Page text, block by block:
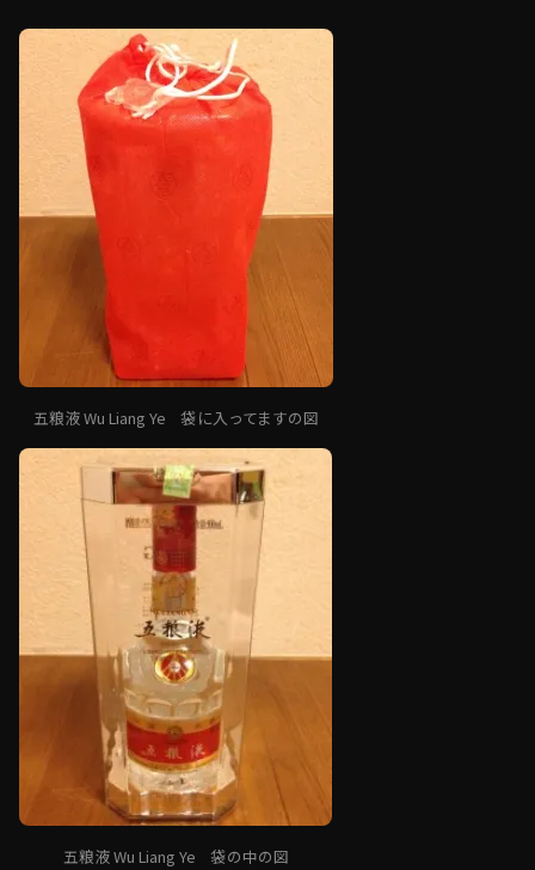
五粮液 Wu Liang Ye 袋に入ってますの図
五粮液 Wu Liang Ye 袋の中の図